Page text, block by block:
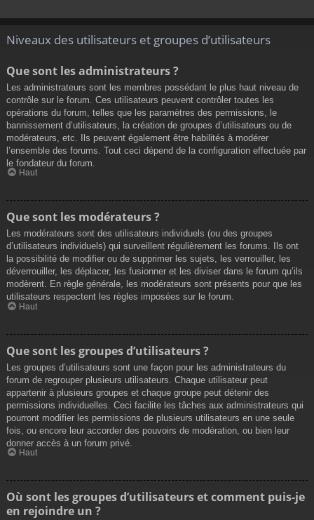
Niveaux des utilisateurs et groupes d’utilisateurs
Que sont les administrateurs ?
Les administrateurs sont les membres possédant le plus haut niveau de
contrôle sur le forum. Ces utilisateurs peuvent contrôler toutes les
opérations du forum, telles que les paramètres des permissions, le
bannissement d’utilisateurs, la création de groupes d’utilisateurs ou de
modérateurs, etc. Ils peuvent également être habilités à modérer
l’ensemble des forums. Tout ceci dépend de la configuration effectuée par
le fondateur du forum.
Haut
Que sont les modérateurs ?
Les modérateurs sont des utilisateurs individuels (ou des groupes
d’utilisateurs individuels) qui surveillent régulièrement les forums. Ils ont
la possibilité de modifier ou de supprimer les sujets, les verrouiller, les
déverrouiller, les déplacer, les fusionner et les diviser dans le forum qu’ils
modèrent. En règle générale, les modérateurs sont présents pour que les
utilisateurs respectent les règles imposées sur le forum.
Haut
Que sont les groupes d’utilisateurs ?
Les groupes d’utilisateurs sont une façon pour les administrateurs du
forum de regrouper plusieurs utilisateurs. Chaque utilisateur peut
appartenir à plusieurs groupes et chaque groupe peut détenir des
permissions individuelles. Ceci facilite les tâches aux administrateurs qui
pourront modifier les permissions de plusieurs utilisateurs en une seule
fois, ou encore leur accorder des pouvoirs de modération, ou bien leur
donner accès à un forum privé.
Haut
Où sont les groupes d’utilisateurs et comment puis-je
en rejoindre un ?